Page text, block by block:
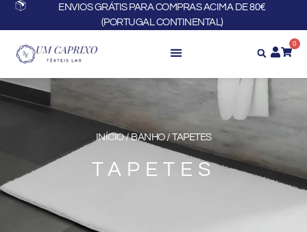
Skip
ENVIOS GRÁTIS PARA COMPRAS ACIMA DE 80€
(PORTUGAL CONTINENTAL)
0
INÍCIO/BANHO/ TAPETES
TAPETES